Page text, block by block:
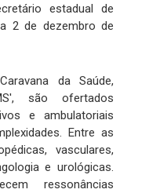
estadual de
2 de dezembro de
da Saúde,
são ofertados
e ambulatoriais
Entre as
vasculares,
e urológicas.
ressonâncias